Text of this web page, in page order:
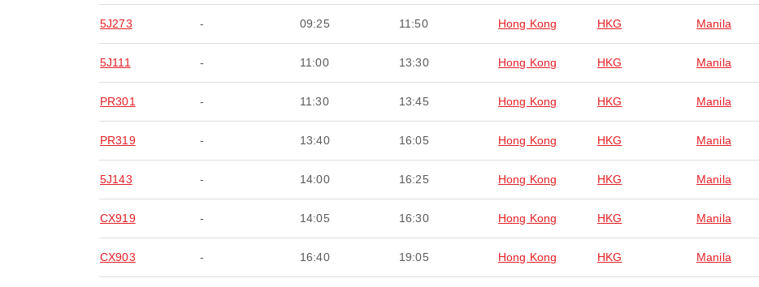
5J273 - 09:25 11:50 Hong Kong HKG Manila
5J111 - 11:00 13:30 Hong Kong HKG Manila
PR301 - 11:30 13:45 Hong Kong HKG Manila
PR319 - 13:40 16:05 Hong Kong HKG Manila
5J143 - 14:00 16:25 Hong Kong HKG Manila
CX919 - 14:05 16:30 Hong Kong HKG Manila
CX903 - 16:40 19:05 Hong Kong HKG Manila